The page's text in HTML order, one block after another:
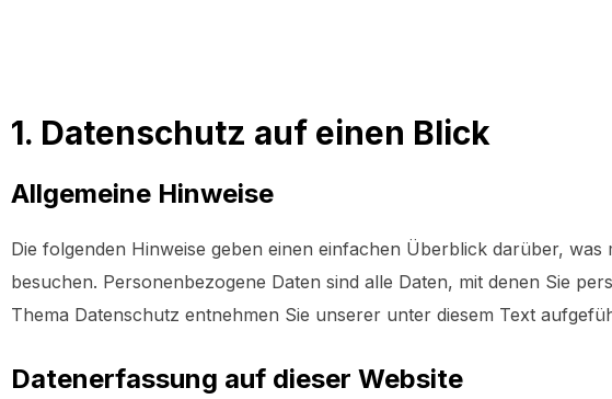
1. Datenschutz auf einen Blick
Allgemeine Hinweise
Die folgenden Hinweise geben einen einfachen Überblick darüber,
besuchen. Personenbezogene Daten sind alle Daten, mit denen Sie
Thema Datenschutz entnehmen Sie unserer unter diesem Text
Datenerfassung auf dieser Website